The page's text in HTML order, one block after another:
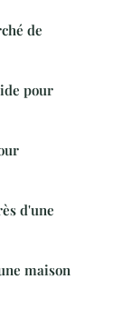
de
pour
d'une
maison